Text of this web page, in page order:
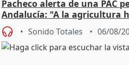
Pacheco alerta de una PAC
Andalucía: "A la agricultura
Sonido Totales 06/08/